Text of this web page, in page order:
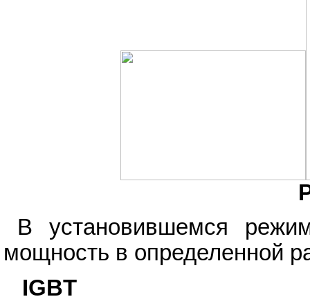
В установившемся
мощность в определенной
IGBT